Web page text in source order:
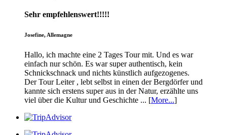
Sehr empfehlenswert!!!!!
Josefine, Allemagne
Hallo, ich machte eine 2 Tages Tour mit. Und es war
einfach nur schön. Es war super authentisch, kein
Schnickschnack und nichts künstlich aufgezogenes.
Der Tour Leiter , lebt selbst in einen der Bergdörfer und
kannte sich erstens super aus in der Natur, erzählte uns
viel über die Kultur und Geschichte ... [More...]